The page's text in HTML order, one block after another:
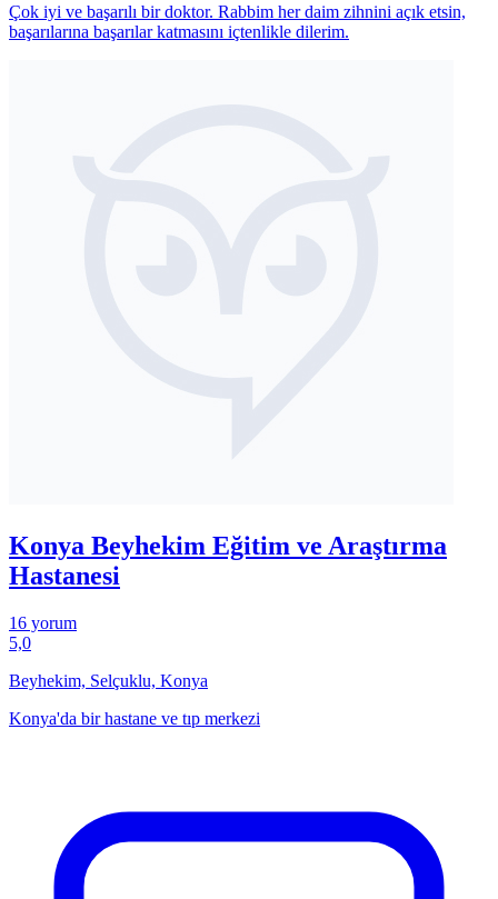
Çok iyi ve başarılı bir doktor. Rabbim her daim zihnini açık etsin,
başarılarına başarılar katmasını içtenlikle dilerim.
Konya Beyhekim Eğitim ve Araştırma
Hastanesi
16 yorum
5,0
Beyhekim, Selçuklu, Konya
Konya'da bir hastane ve tıp merkezi